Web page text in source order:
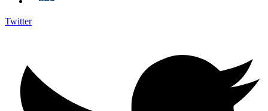
Twitter